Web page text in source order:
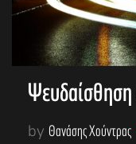
by Θανάσης Χούντρας